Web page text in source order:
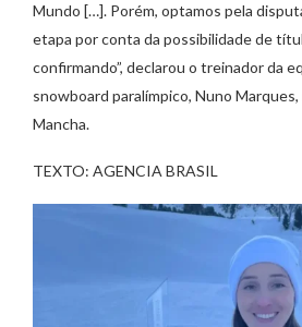
Mundo […]. Porém, optamos pela
etapa por conta da possibilidade de
confirmando”, declarou o treinador da
snowboard paralímpico, Nuno
Mancha.
TEXTO: AGENCIA BRASIL